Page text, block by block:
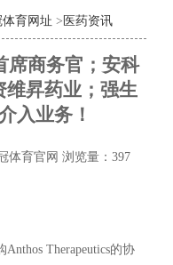
体育网址 > 医药资讯
席商务官；安科
维昇药业；强生
入业务！
体育官网 浏览量：397
Therapeutics的协